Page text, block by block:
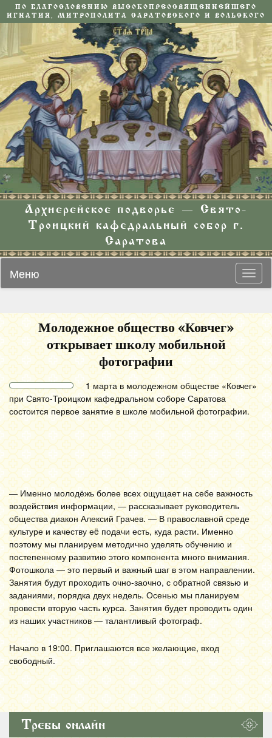
ПО БЛАГОСЛОВЕНИЮ ВЫСОКОПРЕОСВЯЩЕННЕЙШЕГО
ИГНАТИЯ, МИТРОПОЛИТА САРАТОВСКОГО И ВОЛЬСКОГО
Архиерейское подворье — Свято-
Троицкий кафедральный собор г.
Саратова
Меню
Молодежное общество «Ковчег»
открывает школу мобильной
фотографии
1 марта в молодежном обществе «Ковчег»
при Свято-Троицком кафедральном соборе Саратова
состоится первое занятие в школе мобильной фотографии.
— Именно молодёжь более всех ощущает на себе важность
воздействия информации, — рассказывает руководитель
общества диакон Алексий Грачев. — В православной среде
культуре и качеству еë подачи есть, куда расти. Именно
поэтому мы планируем методично уделять обучению и
постепенному развитию этого компонента много внимания.
Фотошкола — это первый и важный шаг в этом направлении.
Занятия будут проходить очно-заочно, с обратной связью и
заданиями, порядка двух недель. Осенью мы планируем
провести вторую часть курса. Занятия будет проводить один
из наших участников — талантливый фотограф.
Начало в 19:00. Приглашаются все желающие, вход
свободный.
Требы онлайн